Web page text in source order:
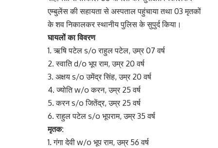
एम्बुलेंस की सहायता से अस्पताल पहुंचाया तथा 03 मृतकों
के शव निकालकर स्थानीय पुलिस के सुपुर्द किया।
घायलों का विवरण
1. ऋषि पटेल s/o राहुल पटेल, उम्र 07 वर्ष
2. स्वाति d/o भूप राम, उम्र 20 वर्ष
3. अक्षय s/o उमेंद्र सिंह, उम्र 20 वर्ष
4. ज्योति w/o करन, उम्र 25 वर्ष
5. करन s/o जितेंद्र, उम्र 25 वर्ष
6. राहुल पटेल s/o भूपराम, उम्र 35 वर्ष
मृतक:
1. गंगा देवी w/o भूप राम, उम्र 56 वर्ष